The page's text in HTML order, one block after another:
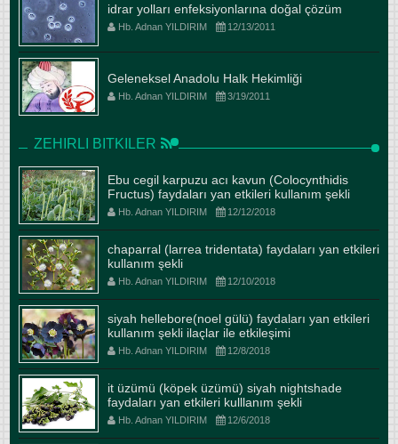
idrar yolları enfeksiyonlarına doğal çözüm
Hb. Adnan YILDIRIM 12/13/2011
Geleneksel Anadolu Halk Hekimliği
Hb. Adnan YILDIRIM 3/19/2011
ZEHIRLI BITKILER
Ebu cegil karpuzu acı kavun (Colocynthidis
Fructus) faydaları yan etkileri kullanım şekli
Hb. Adnan YILDIRIM 12/12/2018
chaparral (larrea tridentata) faydaları yan etkileri
kullanım şekli
Hb. Adnan YILDIRIM 12/10/2018
siyah hellebore(noel gülü) faydaları yan etkileri
kullanım şekli ilaçlar ile etkileşimi
Hb. Adnan YILDIRIM 12/8/2018
it üzümü (köpek üzümü) siyah nightshade
faydaları yan etkileri kulllanım şekli
Hb. Adnan YILDIRIM 12/6/2018